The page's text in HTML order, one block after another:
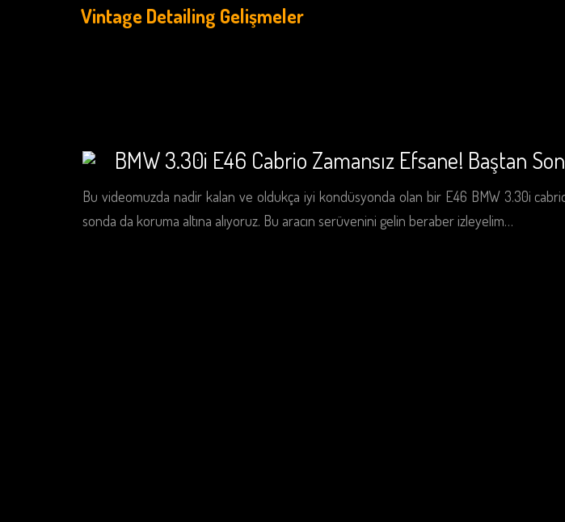
Vintage Detailing Gelişmeler
BMW 3.30i E46 Cabrio Zamansız Efsane! Baştan
Bu videomuzda nadir kalan ve oldukça iyi kondüsyonda olan bir E46 BMW 3.30i
sonda da koruma altına alıyoruz. Bu aracın serüvenini gelin beraber izleyelim…